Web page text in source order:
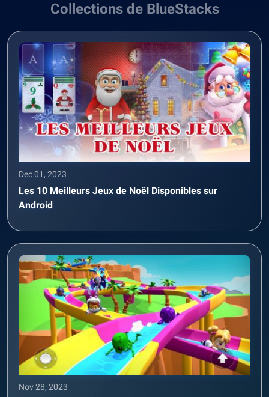
Collections de BlueStacks
Dec 01, 2023
Les 10 Meilleurs Jeux de Noël Disponibles sur
Android
Nov 28, 2023